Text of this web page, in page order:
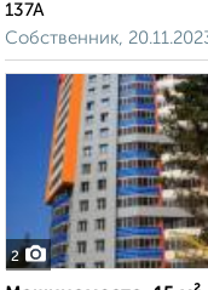
137А
Собственник,
2